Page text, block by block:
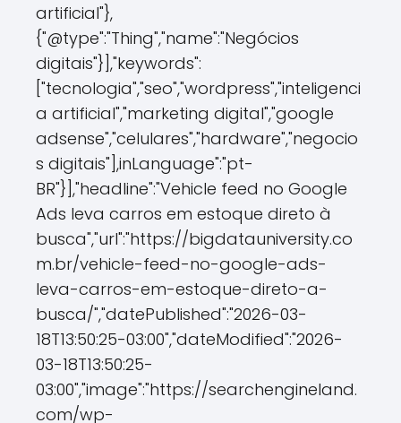
artificial"},
{"@type":"Thing","name":"Negócios
digitais"}],"keywords":
["tecnologia","seo","wordpress","inteligenci
a artificial","marketing digital","google
adsense","celulares","hardware","negocio
s digitais"],inLanguage":"pt-
BR"}],"headline":"Vehicle feed no Google
Ads leva carros em estoque direto à
busca","url":"https://bigdatauniversity.co
m.br/vehicle-feed-no-google-ads-
leva-carros-em-estoque-direto-a-
busca/","datePublished":"2026-03-
18T13:50:25-03:00","dateModified":"2026-
03-18T13:50:25-
03:00","image":"https://searchengineland.
com/wp-